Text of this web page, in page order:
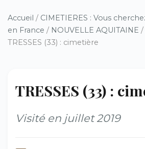
Accueil / CIMETIERES : Vous
en France / NOUVELLE AQUITAINE /
TRESSES (33) : cimetière
TRESSES (33) :
Visité en juillet 2019